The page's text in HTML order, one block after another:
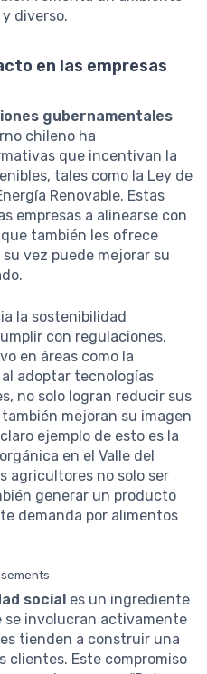
diverso.
en las empresas
gubernamentales
chileno ha
que incentivan la
tales como la Ley de
Renovable. Estas
empresas a alinearse con
también les ofrece
vez puede mejorar su
la sostenibilidad
con regulaciones.
en áreas como la
al adoptar tecnologías
no solo logran reducir sus
mejoran su imagen
ejemplo de esto es la
en el Valle del
agricultores no solo ser
generar un producto
demanda por alimentos
social es un ingrediente
se involucran activamente
tienden a construir una
clientes. Este compromiso